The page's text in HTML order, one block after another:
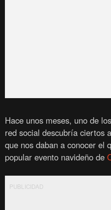
Hace unos meses, uno de
red social descubría ciertos
que nos daban a conocer el
popular evento navideño de
PUBLICIDAD